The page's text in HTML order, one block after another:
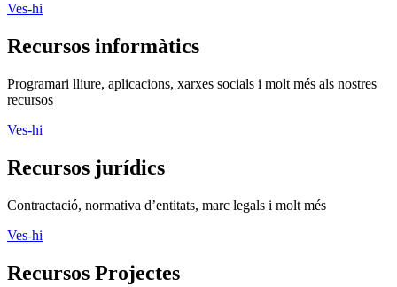
Ves-hi
Recursos informàtics
Programari lliure, aplicacions, xarxes socials i molt més als nostres
recursos
Ves-hi
Recursos jurídics
Contractació, normativa d’entitats, marc legals i molt més
Ves-hi
Recursos Projectes